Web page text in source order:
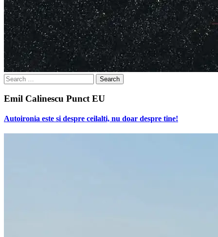
Search
for:
Emil Calinescu Punct EU
Autoironia este si despre ceilalti, nu doar despre tine!